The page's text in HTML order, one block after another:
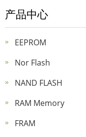
产品中心
EEPROM
Nor Flash
NAND FLASH
RAM Memory
FRAM